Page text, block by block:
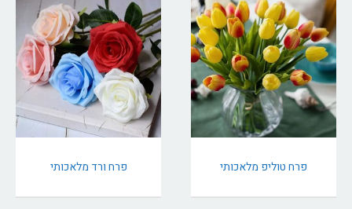
פרח טוליפ מלאכותי פרח ורד מלאכותי